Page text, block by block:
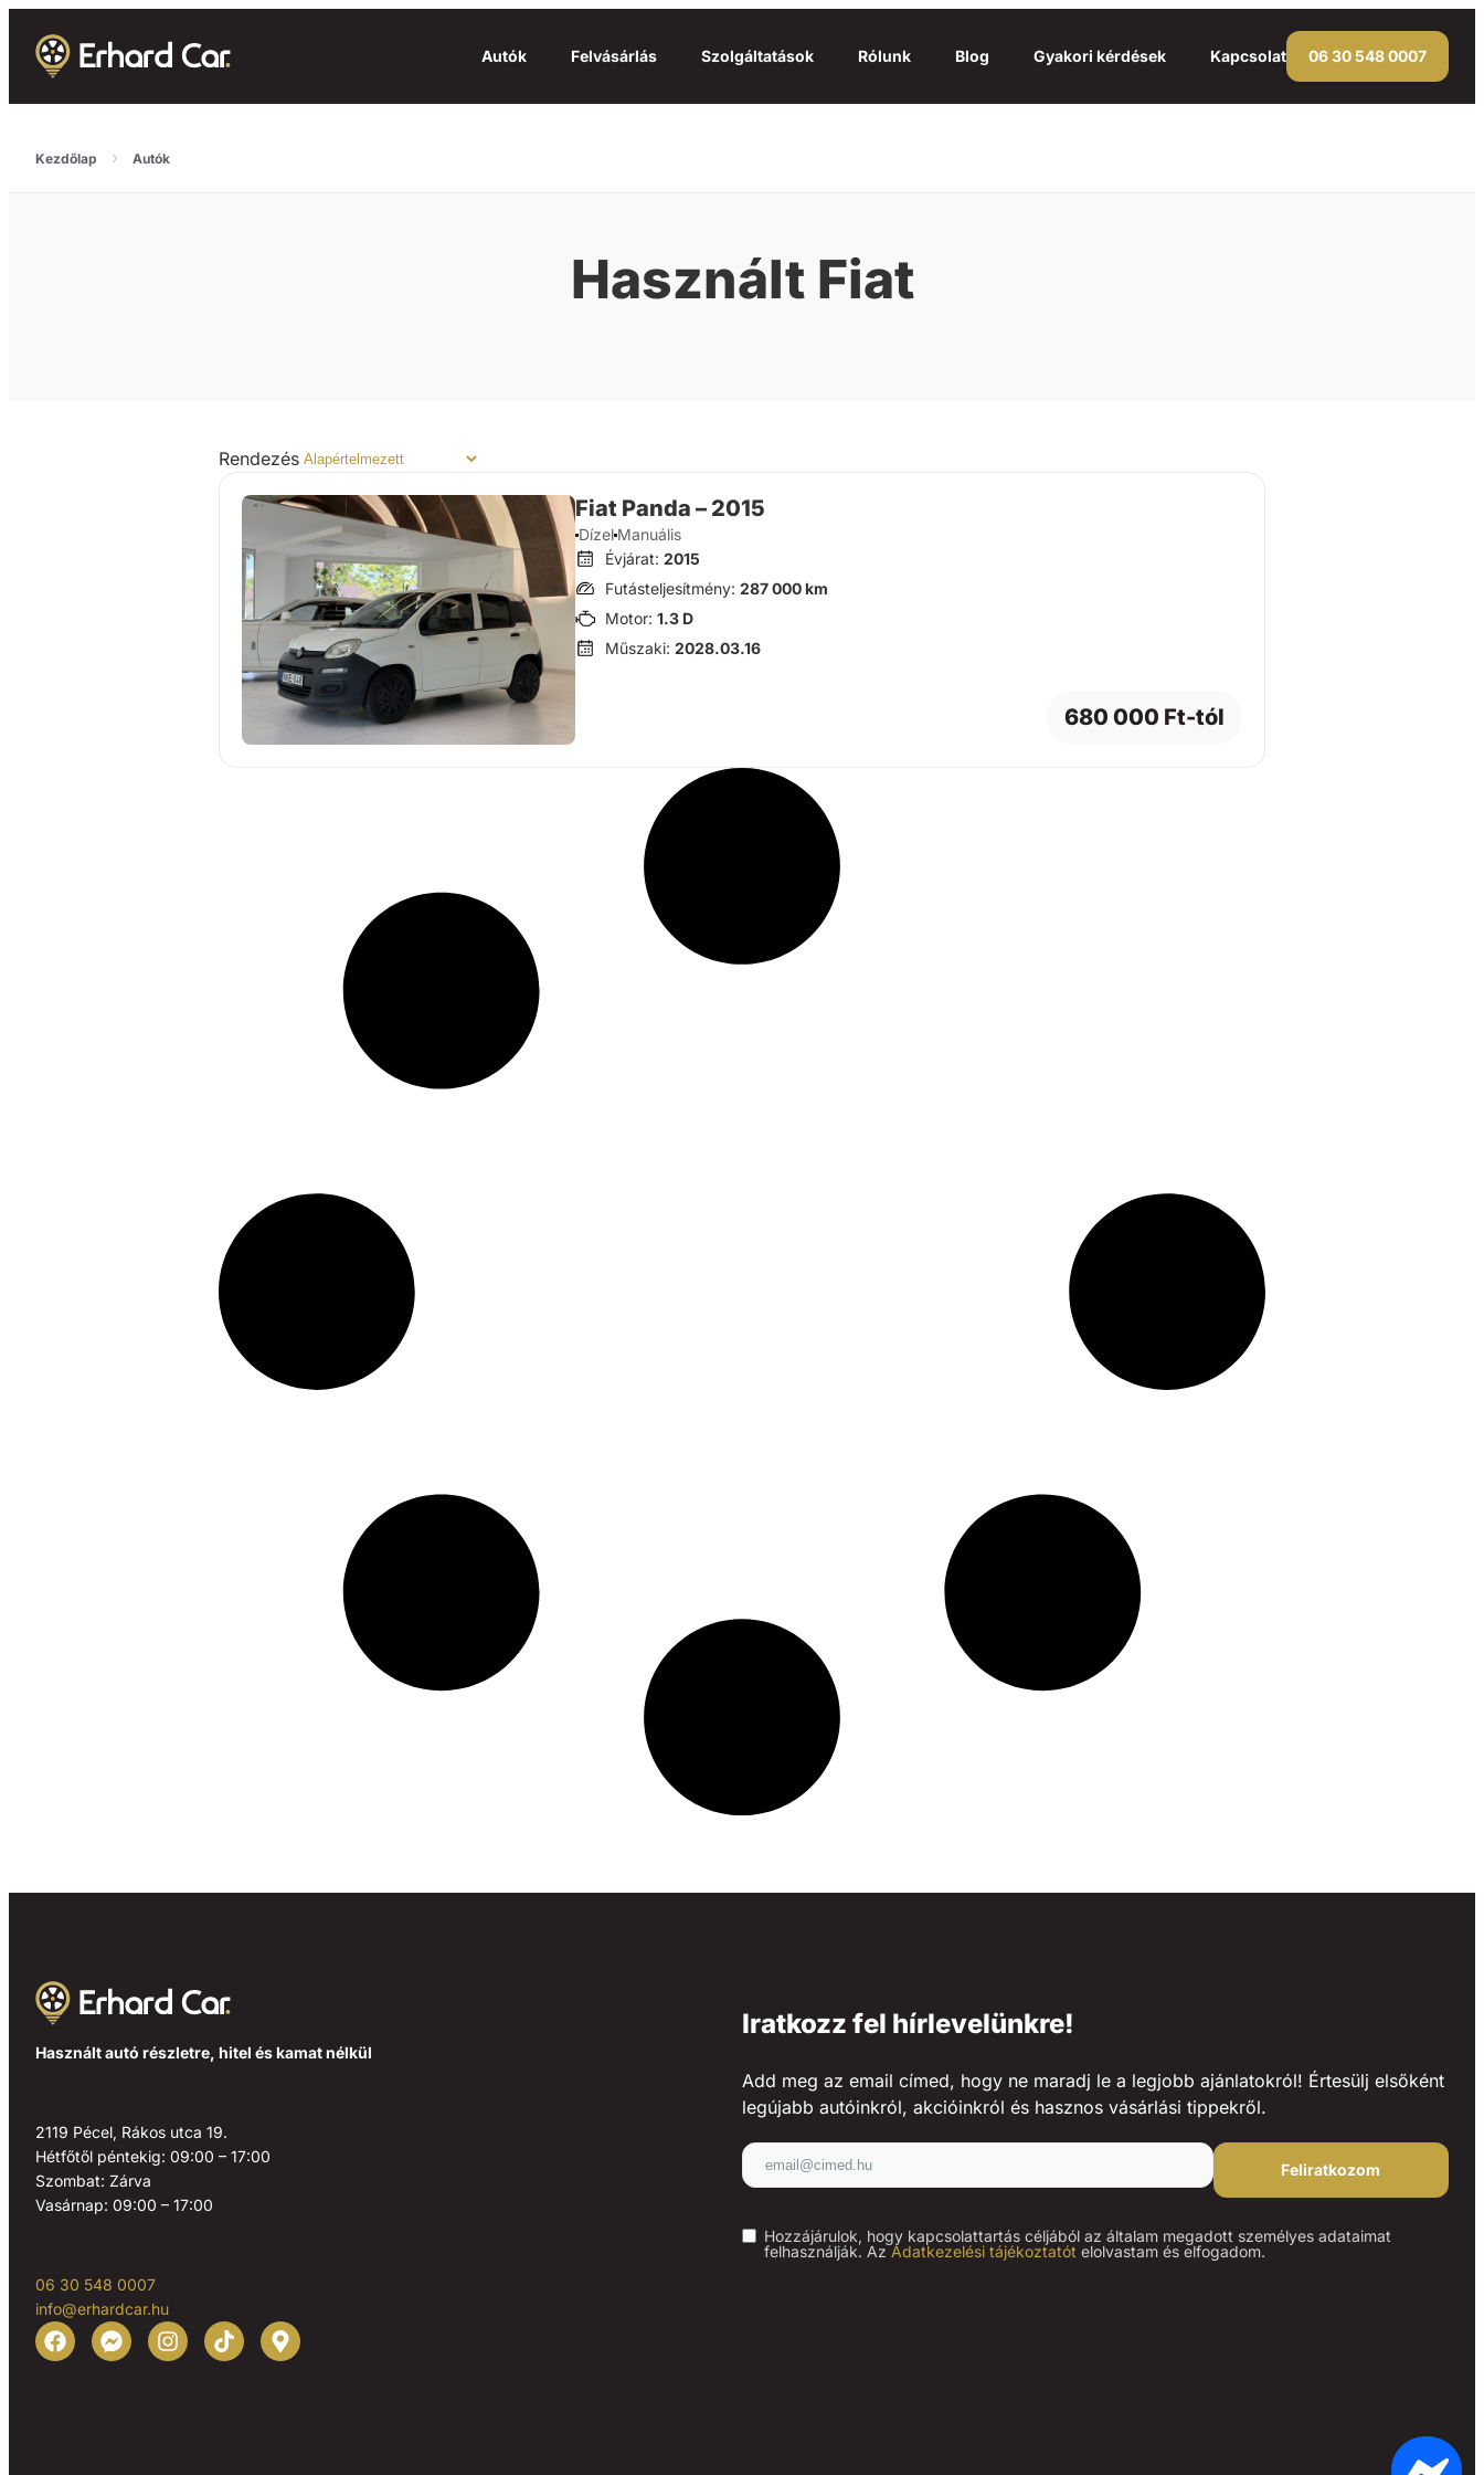
Autók Felvásárlás Szolgáltatások Rólunk Blog Gyakori kérdések Kapcsolat 06 30 548 0007
Kezdőlap › Autók
Használt Fiat
Rendezés
Fiat Panda – 2015
DízelManuális
Évjárat:2015
Futásteljesítmény:287 000 km
Motor:1.3 D
Műszaki:2028.03.16
680 000 Ft-tól
Használt autó részletre, hitel és kamat nélkül
2119 Pécel, Rákos utca 19.
Hétfőtől péntekig: 09:00 – 17:00
Szombat: Zárva
Vasárnap: 09:00 – 17:00
06 30 548 0007
info@erhardcar.hu
Iratkozz fel hírlevelünkre!
Add meg az email címed, hogy ne maradj le a legjobb ajánlatokról! Értesülj elsőként
legújabb autóinkról, akcióinkról és hasznos vásárlási tippekről.
Feliratkozom
Hozzájárulok, hogy kapcsolattartás céljából az általam megadott személyes adataimat
felhasználják. Az Adatkezelési tájékoztatót elolvastam és elfogadom.